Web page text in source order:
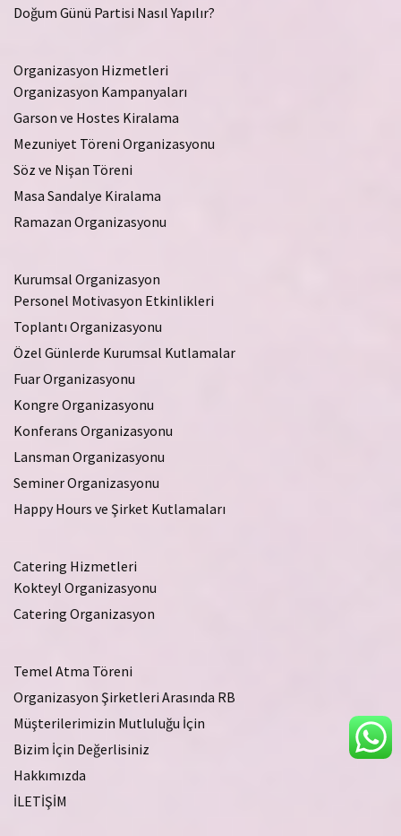
Doğum Günü Partisi Nasıl Yapılır?
Organizasyon Hizmetleri
Organizasyon Kampanyaları
Garson ve Hostes Kiralama
Mezuniyet Töreni Organizasyonu
Söz ve Nişan Töreni
Masa Sandalye Kiralama
Ramazan Organizasyonu
Kurumsal Organizasyon
Personel Motivasyon Etkinlikleri
Toplantı Organizasyonu
Özel Günlerde Kurumsal Kutlamalar
Fuar Organizasyonu
Kongre Organizasyonu
Konferans Organizasyonu
Lansman Organizasyonu
Seminer Organizasyonu
Happy Hours ve Şirket Kutlamaları
Catering Hizmetleri
Kokteyl Organizasyonu
Catering Organizasyon
Temel Atma Töreni
Organizasyon Şirketleri Arasında RB
Müşterilerimizin Mutluluğu İçin
Bizim İçin Değerlisiniz
Hakkımızda
İLETİŞİM